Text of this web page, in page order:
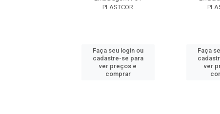
PLASTCOR
Faça seu login ou
cadastre-se para
ver preços e
comprar
Faça
ver